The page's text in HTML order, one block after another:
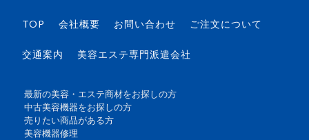
TOP 会社概要 お問い合わせ ご注文について
交通案内 美容エステ専門派遣会社
最新の美容・エステ商材をお探しの方
中古美容機器をお探しの方
売りたい商品がある方
美容機器修理